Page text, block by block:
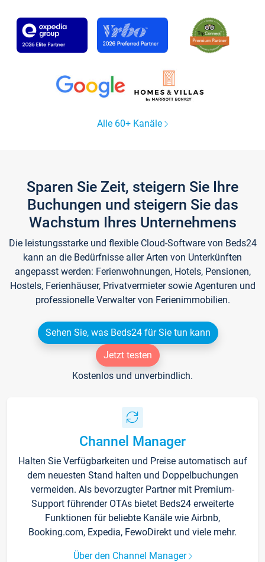
Alle 60+ Kanäle
Sparen Sie Zeit, steigern Sie Ihre
Buchungen und steigern Sie das
Wachstum Ihres Unternehmens
Die leistungsstarke und flexible Cloud-Software von Beds24
kann an die Bedürfnisse aller Arten von Unterkünften
angepasst werden: Ferienwohnungen, Hotels, Pensionen,
Hostels, Ferienhäuser, Privatvermieter sowie Agenturen und
professionelle Verwalter von Ferienimmobilien.
Sehen Sie, was Beds24 für Sie tun kann
Jetzt testen
Kostenlos und unverbindlich.
Channel Manager
Halten Sie Verfügbarkeiten und Preise automatisch auf
dem neuesten Stand halten und Doppelbuchungen
vermeiden. Als bevorzugter Partner mit Premium-
Support führender OTAs bietet Beds24 erweiterte
Funktionen für beliebte Kanäle wie Airbnb,
Booking.com, Expedia, FewoDirekt und viele mehr.
Über den Channel Manager